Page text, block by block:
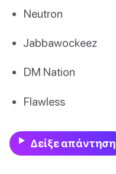
Neutron
Jabbawockeez
DM Nation
Flawless
Δείξε απάντηση